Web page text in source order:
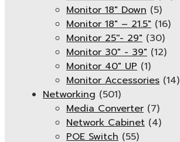
Monitor 18" Down (5)
Monitor 18″ – 21.5″ (16)
Monitor 25''- 29" (30)
Monitor 30" - 39" (12)
Monitor 40" UP (1)
Monitor Accessories (14)
Networking (501)
Media Converter (7)
Network Cabinet (4)
POE Switch (55)